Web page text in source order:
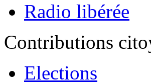
Radio libérée
Contributions
Elections